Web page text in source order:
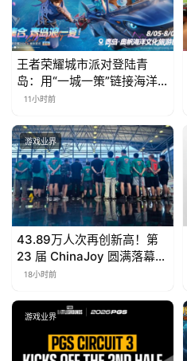
王者荣耀城市派对登陆青
岛：用“一城一策”链接海洋
场景，以双向奔赴带动夏日
11小时前
游戏业界
43.89万人次再创新高！第
23 届 ChinaJoy 圆满落幕：
感谢有你，共赴这场“与 AI
18小时前
游戏业界